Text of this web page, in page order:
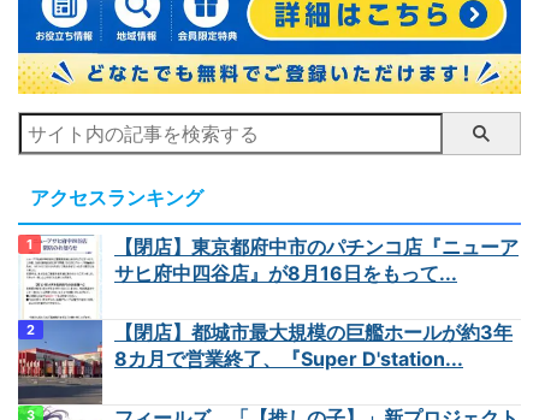
アクセスランキング
【閉店】東京都府中市のパチンコ店『ニューア
サヒ府中四谷店』が8月16日をもって...
【閉店】都城市最大規模の巨艦ホールが約3年
8カ月で営業終了、『Super D'station...